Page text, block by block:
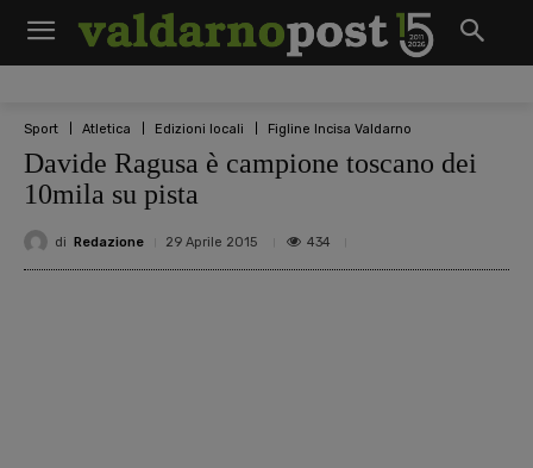
Sport Atletica Edizioni locali Figline Incisa Valdarno
Davide Ragusa è campione toscano dei
10mila su pista
di Redazione 29 Aprile 2015 434